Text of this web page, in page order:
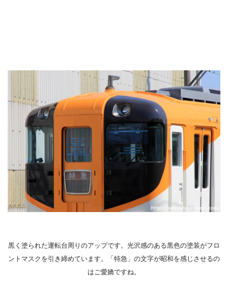
黒く塗られた運転台周りのアップです。光沢感のある黒色の塗装がフロ
ントマスクを引き締めています。「特急」の文字が昭和を感じさせるの
はご愛嬌ですね。